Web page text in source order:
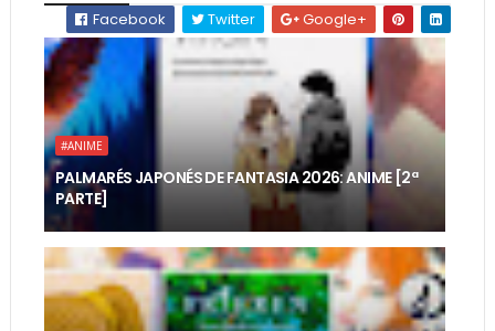
Facebook
Twitter Google+
#ANIME
PALMARÉS JAPONÉS DE FANTASIA 2026: ANIME [2ª
PARTE]